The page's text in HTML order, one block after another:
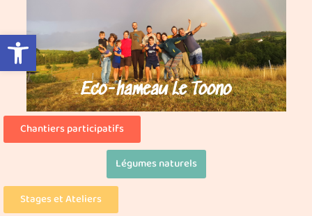
Ouvrir la barre d’outils
Eco-hameau Le Toono
Chantiers participatifs
Légumes naturels
Stages et Ateliers